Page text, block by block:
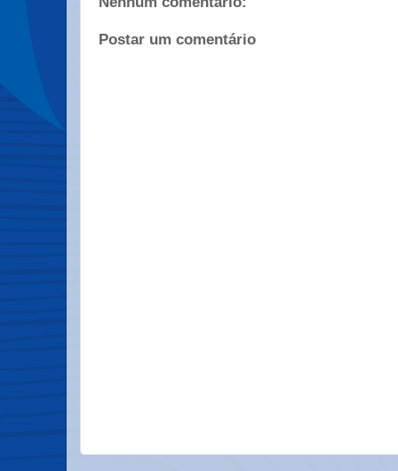
Postar um comentário